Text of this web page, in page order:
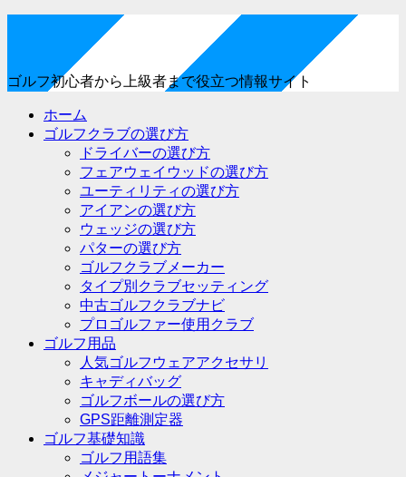
ゴルフ初心者から上級者まで役立つ情報サイト
ホーム
ゴルフクラブの選び方
ドライバーの選び方
フェアウェイウッドの選び方
ユーティリティの選び方
アイアンの選び方
ウェッジの選び方
パターの選び方
ゴルフクラブメーカー
タイプ別クラブセッティング
中古ゴルフクラブナビ
プロゴルファー使用クラブ
ゴルフ用品
人気ゴルフウェアアクセサリ
キャディバッグ
ゴルフボールの選び方
GPS距離測定器
ゴルフ基礎知識
ゴルフ用語集